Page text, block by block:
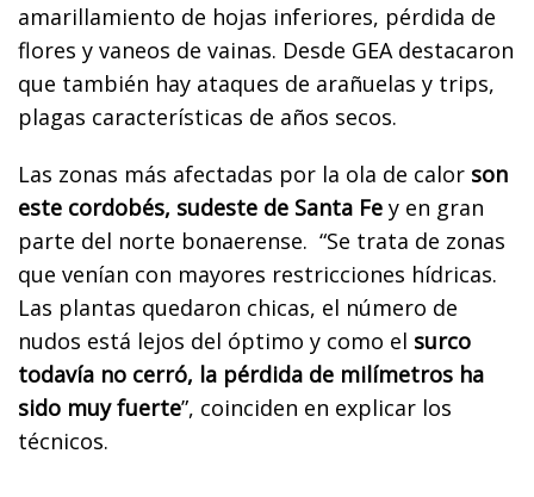
amarillamiento de hojas inferiores, pérdida de
flores y vaneos de vainas. Desde GEA destacaron
que también hay ataques de arañuelas y trips,
plagas características de años secos.
Las zonas más afectadas por la ola de calor son
este cordobés, sudeste de Santa Fe y en gran
parte del norte bonaerense. “Se trata de zonas
que venían con mayores restricciones hídricas.
Las plantas quedaron chicas, el número de
nudos está lejos del óptimo y como el surco
todavía no cerró, la pérdida de milímetros ha
sido muy fuerte”, coinciden en explicar los
técnicos.